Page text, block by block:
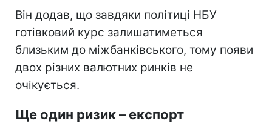
Він додав, що завдяки політиці НБУ
готівковий курс залишатиметься
близьким до міжбанківського, тому появи
двох різних валютних ринків не
очікується.
Ще один ризик – експорт